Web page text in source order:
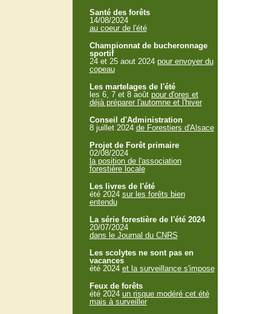
Santé des forêts
14/08/2024
au coeur de l'été
Championnat de bucheronnage
sportif
24 et 25 aout 2024 pour envoyer du
copeau
Les martelages de l'été
les 6, 7 et 8 août pour d'ores et
déjà préparer l'automne et l'hiver
Conseil d'Administration
8 juillet 2024 de Forestiers d'Alsace
Projet de Forêt primaire
02/08/2024
la position de l'association
forestière locale
Les livres de l'été
été 2024 sur les forêts bien
entendu
La série forestière de l'été 2024
20/07/2024
dans le Journal du CNRS
Les scolytes ne sont pas en
vacances
été 2024 et la surveillance s'impose
Feux de forêts
été 2024 un risque modéré cet été
mais à surveiller